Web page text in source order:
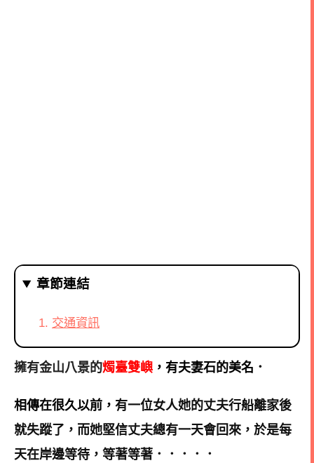
章節連結
交通資訊
擁有金山八景的燭臺雙嶼 ，有夫妻石的美名．
相傳在很久以前， 有一位女人她的丈夫行船離家後
就失蹤了，而她堅信丈夫總有一天會回來，於是每
天在岸邊等待，等著等著．．．．．